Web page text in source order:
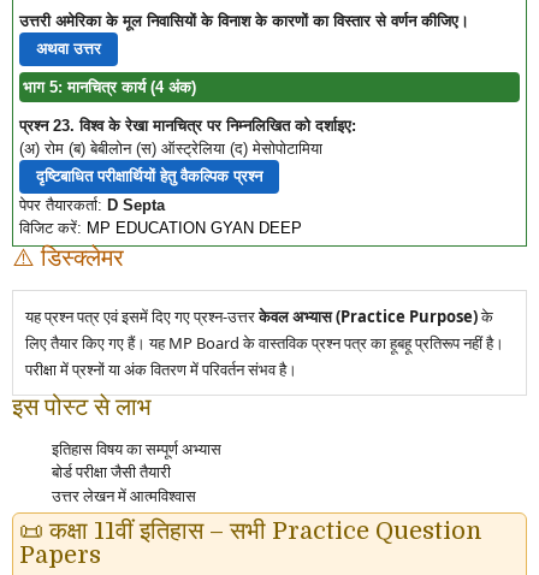
उत्तरी अमेरिका के मूल निवासियों के विनाश के कारणों का विस्तार से वर्णन कीजिए।
अथवा उत्तर
भाग 5: मानचित्र कार्य (4 अंक)
प्रश्न 23. विश्व के रेखा मानचित्र पर निम्नलिखित को दर्शाइए:
(अ) रोम (ब) बेबीलोन (स) ऑस्ट्रेलिया (द) मेसोपोटामिया
दृष्टिबाधित परीक्षार्थियों हेतु वैकल्पिक प्रश्न
पेपर तैयारकर्ता: D Septa
विजिट करें: MP EDUCATION GYAN DEEP
⚠️ डिस्क्लेमर
यह प्रश्न पत्र एवं इसमें दिए गए प्रश्न-उत्तरकेवल अभ्यास (Practice Purpose)के
लिए तैयार किए गए हैं। यह MP Board के वास्तविक प्रश्न पत्र का हूबहू प्रतिरूप नहीं है।
परीक्षा में प्रश्नों या अंक वितरण में परिवर्तन संभव है।
इस पोस्ट से लाभ
इतिहास विषय का सम्पूर्ण अभ्यास
बोर्ड परीक्षा जैसी तैयारी
उत्तर लेखन में आत्मविश्वास
📜 कक्षा 11वीं इतिहास – सभी Practice Question
Papers